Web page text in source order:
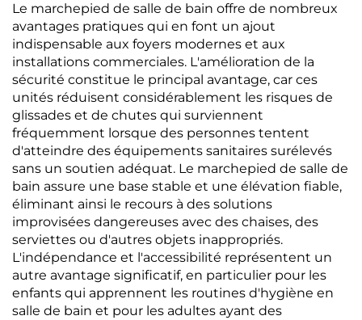
Le marchepied de salle de bain offre de nombreux
avantages pratiques qui en font un ajout
indispensable aux foyers modernes et aux
installations commerciales. L'amélioration de la
sécurité constitue le principal avantage, car ces
unités réduisent considérablement les risques de
glissades et de chutes qui surviennent
fréquemment lorsque des personnes tentent
d'atteindre des équipements sanitaires surélevés
sans un soutien adéquat. Le marchepied de salle de
bain assure une base stable et une élévation fiable,
éliminant ainsi le recours à des solutions
improvisées dangereuses avec des chaises, des
serviettes ou d'autres objets inappropriés.
L'indépendance et l'accessibilité représentent un
autre avantage significatif, en particulier pour les
enfants qui apprennent les routines d'hygiène en
salle de bain et pour les adultes ayant des